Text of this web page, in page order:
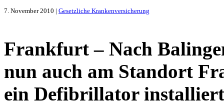
7. November 2010 | Gesetzliche Krankenversicherung
Frankfurt – Nach
nun auch am Standort
ein Defibrillator